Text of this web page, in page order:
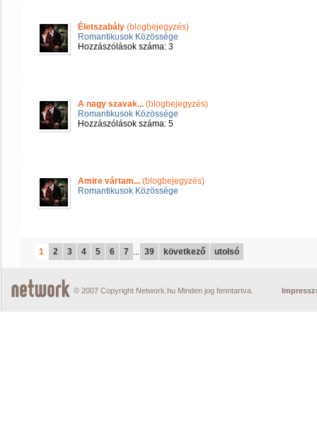
Életszabály (blogbejegyzés)
Romantikusok Közössége
Hozzászólások száma: 3
A nagy szavak... (blogbejegyzés)
Romantikusok Közössége
Hozzászólások száma: 5
Amire vártam... (blogbejegyzés)
Romantikusok Közössége
1 2 3 4 5 6 7 ... 39 következő utolsó
© 2007 Copyright Network.hu Minden jog fenntartva.